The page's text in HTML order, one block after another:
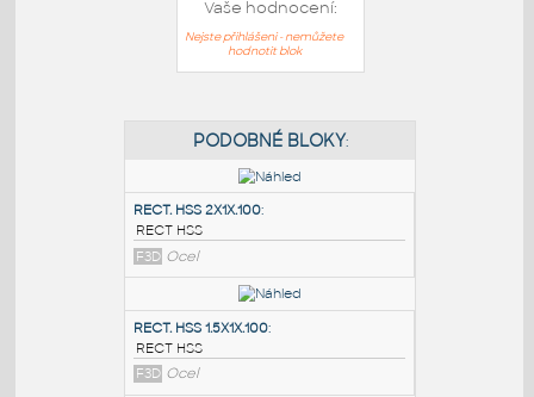
Vaše hodnocení:
Nejste přihlášeni - nemůžete
hodnotit blok
PODOBNÉ BLOKY: